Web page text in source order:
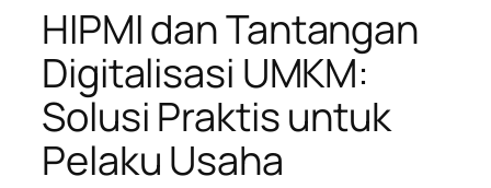
HIPMI dan Tantangan
Digitalisasi UMKM:
Solusi Praktis untuk
Pelaku Usaha